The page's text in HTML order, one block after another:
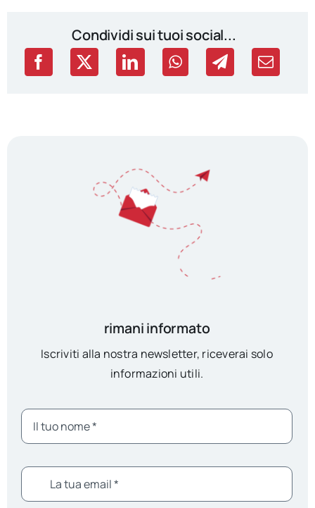
Condividi sui tuoi social...
rimani informato
Iscriviti alla nostra newsletter, riceverai solo
informazioni utili.